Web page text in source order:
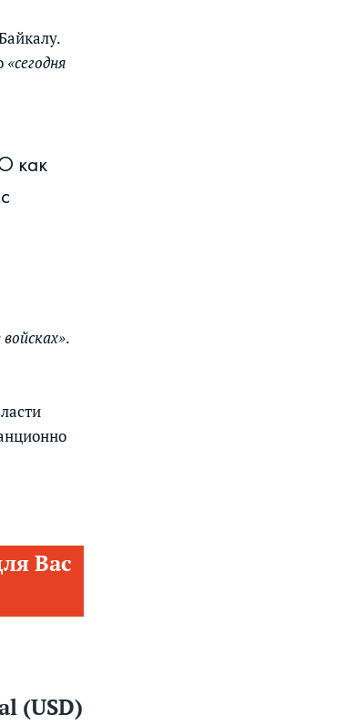
«сегодня
как
.
Вас
(USD)